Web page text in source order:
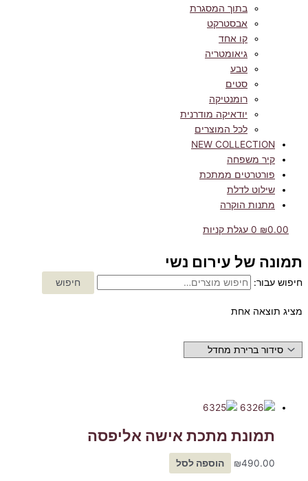
בתוך המסגרת
אבסטרקט
קו אחד
גיאומטריה
טבע
סטים
רומנטיקה
יודאיקה מודרנית
לכל המוצרים
NEW COLLECTION
קיר משפחה
פורטרטים ממתכת
שילוט לדלת
מתנות הוקרה
₪0.00
0 עגלת קניות
תמונה של עירום נשי
חיפוש עבור: חיפוש
מציג תוצאה אחת
תמונת מתכת אישה אליפסה
₪490.00 הוספה לסל